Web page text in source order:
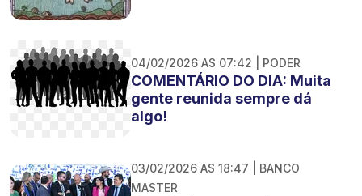
04/02/2026 AS 07:42 | PODER
COMENTÁRIO DO DIA: Muita
gente reunida sempre dá
algo!
03/02/2026 AS 18:47 | BANCO
MASTER